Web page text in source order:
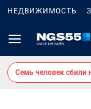
НЕДВИЖИМОСТЬ
Семь человек сбили